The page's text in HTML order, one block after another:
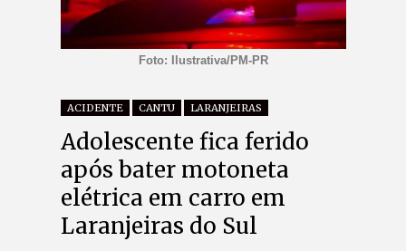
Foto: Ilustrativa/PM-PR
ACIDENTE CANTU LARANJEIRAS
Adolescente fica ferido
após bater motoneta
elétrica em carro em
Laranjeiras do Sul